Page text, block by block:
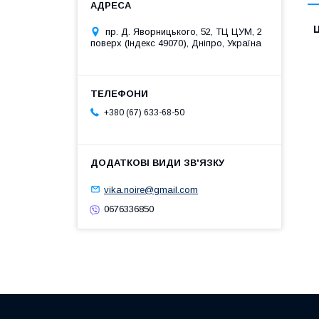
пр. Д. Яворницького, 52, ТЦ ЦУМ, 2
поверх (Індекс 49070), Дніпро, Україна
+380 (67) 633-68-50
vika.noire@gmail.com
0676336850